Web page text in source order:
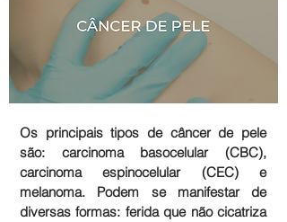
Os principais tipos de câncer de pele
são: carcinoma basocelular (CBC),
carcinoma espinocelular (CEC) e
melanoma. Podem se manifestar de
diversas formas: ferida que não cicatriza